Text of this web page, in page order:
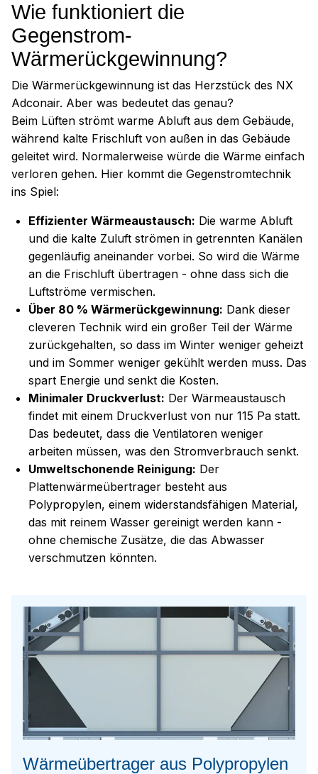
Wie funktioniert die
Gegenstrom-
Wärmerückgewinnung?
Die Wärmerückgewinnung ist das Herzstück des NX
Adconair. Aber was bedeutet das genau?
Beim Lüften strömt warme Abluft aus dem Gebäude,
während kalte Frischluft von außen in das Gebäude
geleitet wird. Normalerweise würde die Wärme einfach
verloren gehen. Hier kommt die Gegenstromtechnik
ins Spiel:
Effizienter Wärmeaustausch: Die warme Abluft
und die kalte Zuluft strömen in getrennten Kanälen
gegenläufig aneinander vorbei. So wird die Wärme
an die Frischluft übertragen - ohne dass sich die
Luftströme vermischen.
Über 80 % Wärmerückgewinnung: Dank dieser
cleveren Technik wird ein großer Teil der Wärme
zurückgehalten, so dass im Winter weniger geheizt
und im Sommer weniger gekühlt werden muss. Das
spart Energie und senkt die Kosten.
Minimaler Druckverlust: Der Wärmeaustausch
findet mit einem Druckverlust von nur 115 Pa statt.
Das bedeutet, dass die Ventilatoren weniger
arbeiten müssen, was den Stromverbrauch senkt.
Umweltschonende Reinigung: Der
Plattenwärmeübertrager besteht aus
Polypropylen, einem widerstandsfähigen Material,
das mit reinem Wasser gereinigt werden kann -
ohne chemische Zusätze, die das Abwasser
verschmutzen könnten.
Wärmeübertrager aus Polypropylen